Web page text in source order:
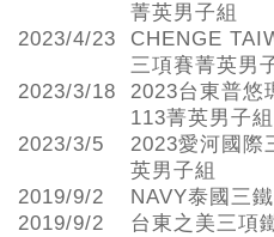
菁英男子組
2023/4/23
CHENGE
三項賽菁英男
2023/3/18
2023台東普悠
113菁英男子組
2023/3/5
2023愛河國際
英男子組
2019/9/2 NAVY泰國三
2019/9/2
台東之美三項